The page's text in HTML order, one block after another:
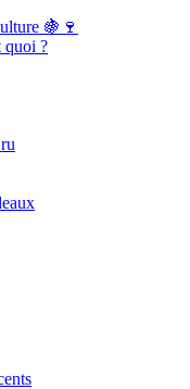
🍇🍷
quoi ?